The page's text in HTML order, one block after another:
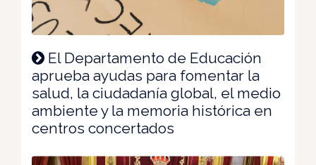
El Departamento de Educación
aprueba ayudas para fomentar la
salud, la ciudadanía global, el medio
ambiente y la memoria histórica en
centros concertados